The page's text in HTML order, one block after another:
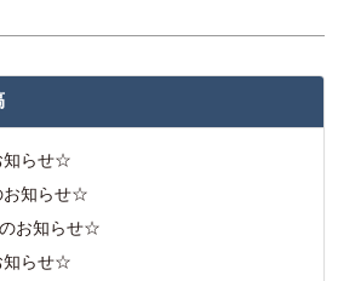
知らせ☆
お知らせ☆
お知らせ☆
知らせ☆